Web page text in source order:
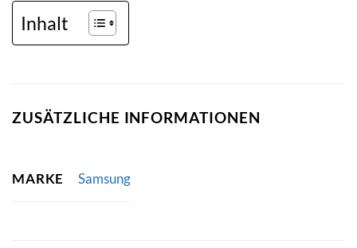
Inhalt
ZUSÄTZLICHE INFORMATIONEN
MARKE Samsung